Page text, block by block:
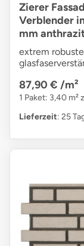
Zierer
Verblender
mm
extrem
87,90 € /m²
1 Paket: 3,40 m²
Lieferzeit: 25